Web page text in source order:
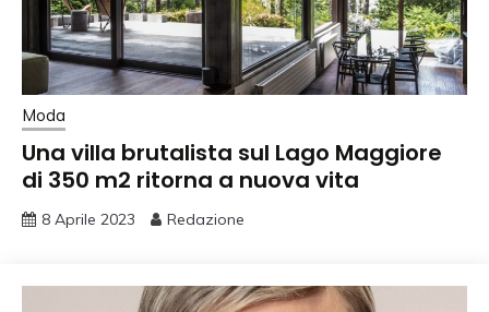
Moda
Una villa brutalista sul Lago Maggiore
di 350 m2 ritorna a nuova vita
8 Aprile 2023 Redazione